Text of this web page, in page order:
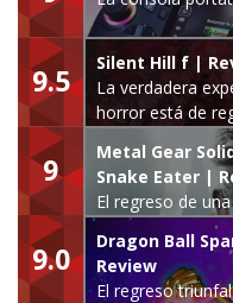
9.5
Silent Hill f |
La verdadera
horror está de
9
Metal Gear
Snake Eater |
El regreso de
leyenda
9.0
Dragon Ball
Review
El regreso